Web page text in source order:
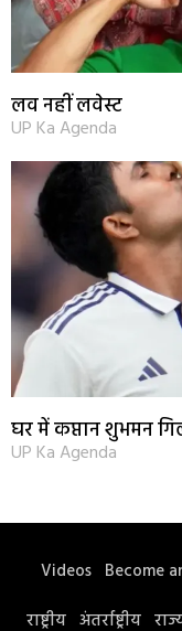
लव नहीं लवेस्ट
UP Ka Agenda
घर में कप्तान शुभमन
UP Ka Agenda
Videos Become
राष्ट्रीय अंतर्राष्ट्रीय